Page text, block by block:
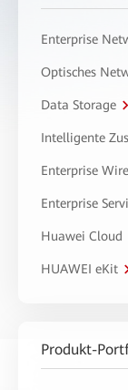
Enterprise
Optisches
Data Storage
Intelligente
Enterprise
Enterprise
Huawei Cloud
HUAWEI eKit
Produkt-